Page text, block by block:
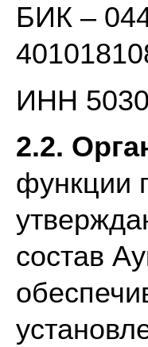
БИК –
ИНН
2.2.
функции
состав